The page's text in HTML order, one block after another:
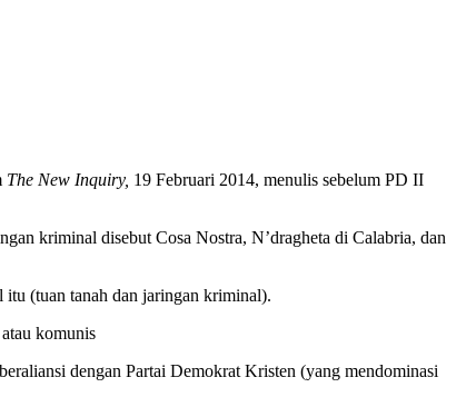
The New Inquiry, 19 Februari 2014, menulis sebelum PD II
kriminal disebut Cosa Nostra, N’dragheta di Calabria, dan
(tuan tanah dan jaringan kriminal).
komunis
dengan Partai Demokrat Kristen (yang mendominasi